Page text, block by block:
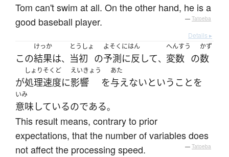
Tom can't swim at all. On the other hand, he is a
good baseball player.
— Tatoeba
Details ▸
この
けっか
結果は、
とうしょ
当初 の
よそく
予測
にはん
に反して、
へんすう
変数 の
かず
数
が
しょり
処理
そくど
速度に
えいきょう
影響 を
あた
与えないという ことを
いみ
意味しているのである。
This result means, contrary to prior
expectations, that the number of variables does
not affect the processing speed.
— Tatoeba